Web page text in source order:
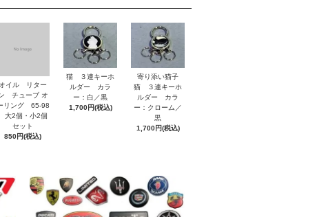
オイル リター
チューブ オ
リング 65-98
大2個・小2個
セット
850円(税込)
猫 ３連キーホ
ルダー カラ
ー：白／黒
1,700円(税込)
寄り添い猫子
猫 ３連キーホ
ルダー カラ
ー：クローム／
黒
1,700円(税込)